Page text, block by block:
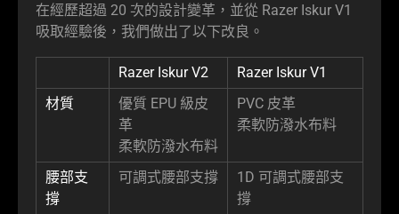
在經歷超過 20 次的設計變革，並從 Razer Iskur V1
吸取經驗後，我們做出了以下改良。
Razer Iskur V2
Razer Iskur V1
材質
優質 EPU 級皮
革
柔軟防潑水布料
PVC 皮革
柔軟防潑水布料
腰部支
撐
可調式腰部支撐
1D 可調式腰部支
撐